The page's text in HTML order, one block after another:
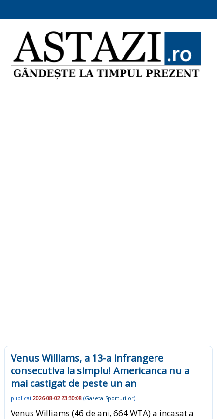
Venus Williams, a 13-a infrangere
consecutiva la simplu! Americanca nu a
mai castigat de peste un an
publicat 2026-08-02 23:30:08 (Gazeta-Sporturilor)
Venus Williams (46 de ani, 664 WTA) a incasat a